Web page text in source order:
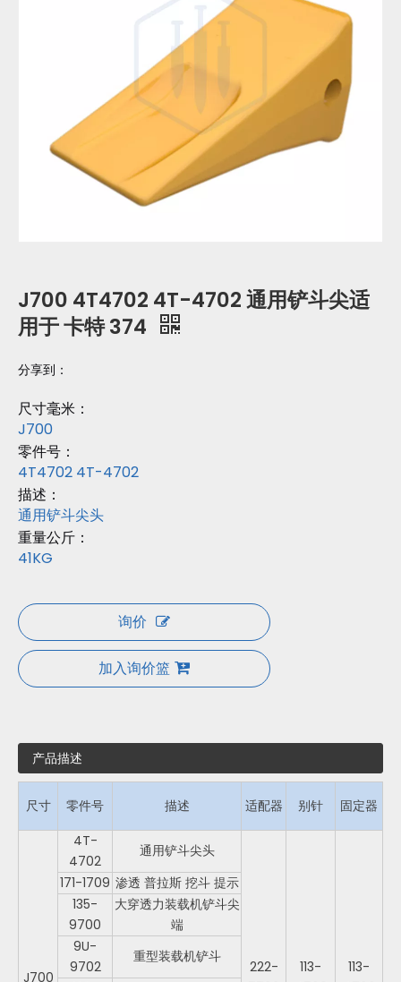
J700 4T4702 4T-4702 通用铲斗尖适
用于 卡特 374
分享到：
尺寸毫米：
J700
零件号：
4T4702 4T-4702
描述：
通用铲斗尖头
重量公斤：
41KG
询价
加入询价篮
产品描述
尺寸 零件号 描述 适配器 别针 固定器
J700
4T-
4702
通用铲斗尖头
222-
113-
113-
171-1709 渗透 普拉斯 挖斗 提示
135-
9700
大穿透力装载机铲斗尖
端
9U-
9702
重型装载机铲斗